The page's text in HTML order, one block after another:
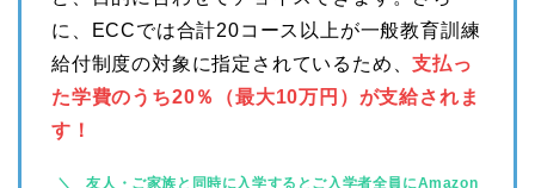
に、ECCでは合計20コース以上が一般教育訓練
給付制度の対象に指定されているため、支払っ
た学費のうち20％（最大10万円）が支給されま
す！
友人・ご家族と同時に入学するとご入学者全員にAmazon